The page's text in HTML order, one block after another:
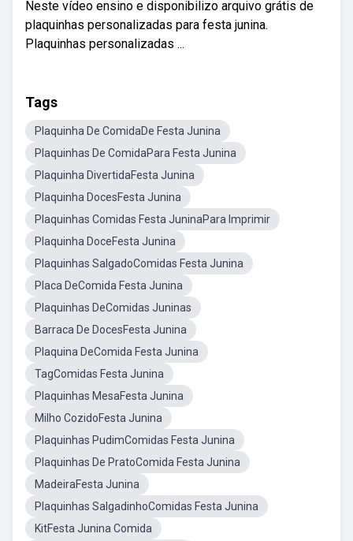
Neste vídeo ensino e disponibilizo arquivo grátis de
plaquinhas personalizadas para festa junina.
Plaquinhas personalizadas ...
Tags
Plaquinha De ComidaDe Festa Junina
Plaquinhas De ComidaPara Festa Junina
Plaquinha DivertidaFesta Junina
Plaquinha DocesFesta Junina
Plaquinhas Comidas Festa JuninaPara Imprimir
Plaquinha DoceFesta Junina
Plaquinhas SalgadoComidas Festa Junina
Placa DeComida Festa Junina
Plaquinhas DeComidas Juninas
Barraca De DocesFesta Junina
Plaquina DeComida Festa Junina
TagComidas Festa Junina
Plaquinhas MesaFesta Junina
Milho CozidoFesta Junina
Plaquinhas PudimComidas Festa Junina
Plaquinhas De PratoComida Festa Junina
MadeiraFesta Junina
Plaquinhas SalgadinhoComidas Festa Junina
KitFesta Junina Comida